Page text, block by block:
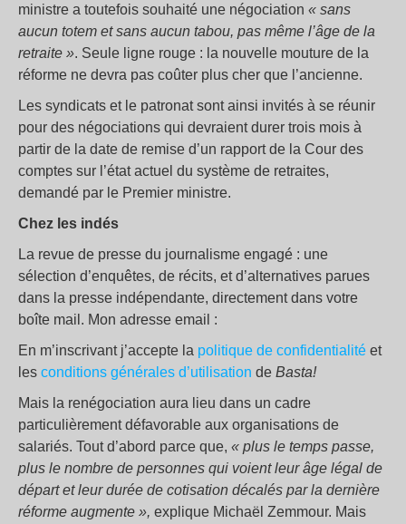
ministre a toutefois souhaité une négociation « sans
aucun totem et sans aucun tabou, pas même l’âge de la
retraite ». Seule ligne rouge : la nouvelle mouture de la
réforme ne devra pas coûter plus cher que l’ancienne.
Les syndicats et le patronat sont ainsi invités à se réunir
pour des négociations qui devraient durer trois mois à
partir de la date de remise d’un rapport de la Cour des
comptes sur l’état actuel du système de retraites,
demandé par le Premier ministre.
Chez les indés
La revue de presse du journalisme engagé : une
sélection d’enquêtes, de récits, et d’alternatives parues
dans la presse indépendante, directement dans votre
boîte mail. Mon adresse email :
En m’inscrivant j’accepte la politique de confidentialité et
les conditions générales d’utilisation de Basta!
Mais la renégociation aura lieu dans un cadre
particulièrement défavorable aux organisations de
salariés. Tout d’abord parce que, « plus le temps passe,
plus le nombre de personnes qui voient leur âge légal de
départ et leur durée de cotisation décalés par la dernière
réforme augmente », explique Michaël Zemmour. Mais